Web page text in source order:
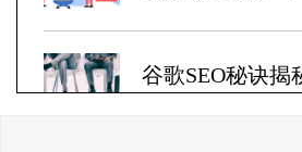
谷歌SEO秘诀揭